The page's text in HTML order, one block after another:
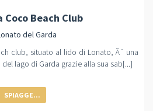
Coco Beach Club
del Garda
club, situato al lido di Lonato, Ã¨ una
lago di Garda grazie alla sua sab[...]
SPIAGGE...